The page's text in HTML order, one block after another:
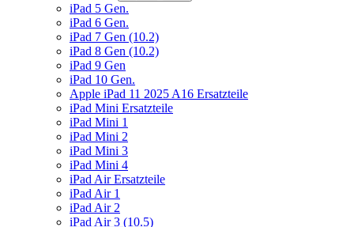
iPad 5 Gen.
iPad 6 Gen.
iPad 7 Gen (10.2)
iPad 8 Gen (10.2)
iPad 9 Gen
iPad 10 Gen.
Apple iPad 11 2025 A16 Ersatzteile
iPad Mini Ersatzteile
iPad Mini 1
iPad Mini 2
iPad Mini 3
iPad Mini 4
iPad Air Ersatzteile
iPad Air 1
iPad Air 2
iPad Air 3 (10.5)